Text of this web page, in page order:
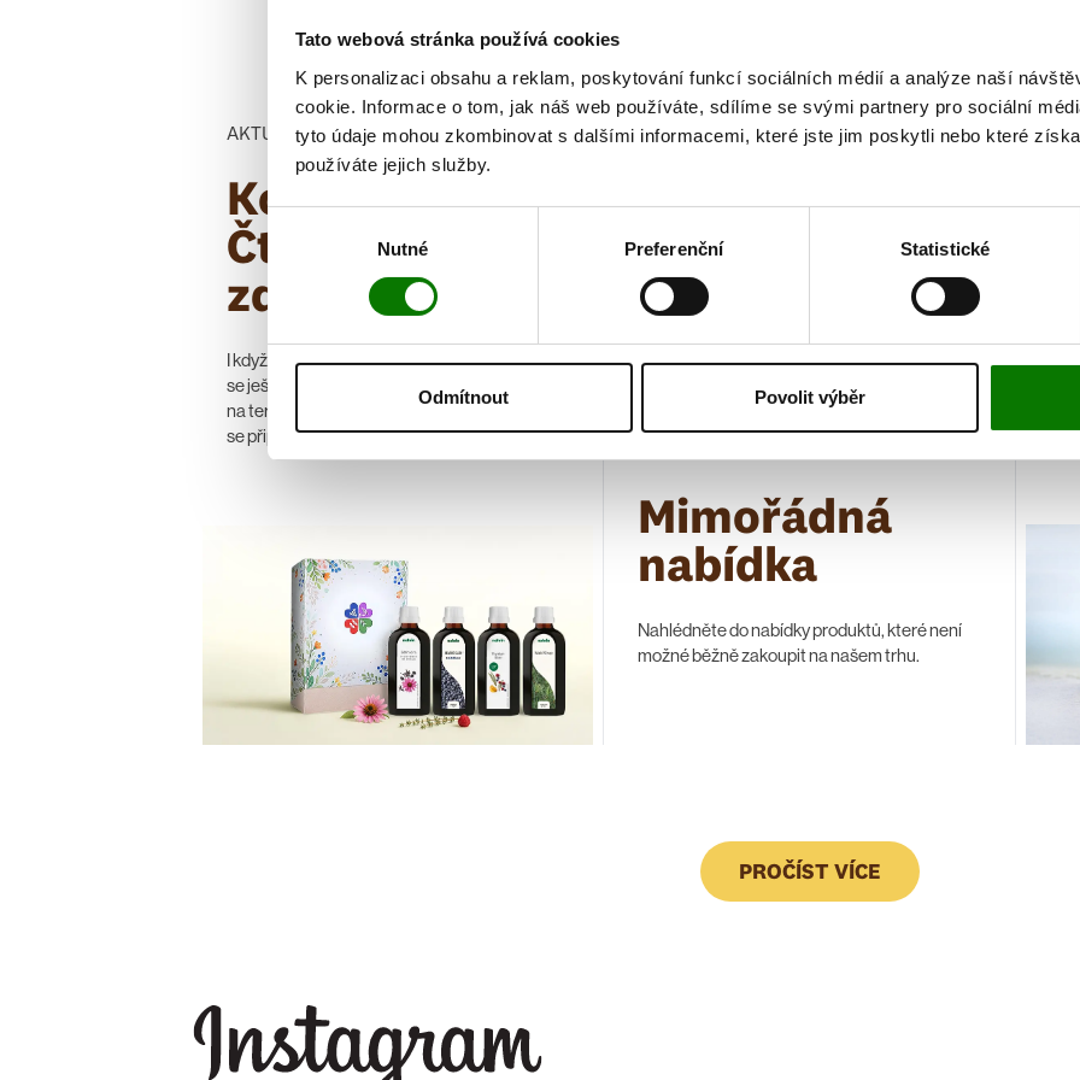
Tato webová stránka používá cookies
K personalizaci obsahu a reklam, poskytování funkcí sociálních médií a analýze naší
cookie. Informace o tom, jak náš web používáte, sdílíme se svými partnery pro sociální
tyto údaje mohou zkombinovat s dalšími informacemi, které jste jim poskytli nebo které
používáte jejich služby.
Výběr
Nutné Preferenční Statistické
Odmítnout Povolit výběr
Vyjmenovaný seznam
složení aktuálně vyráběných
neustále inovovány tak, aby
změnit. Pro přesné složení
AKTUALITY
Kolekce
Čtyřlístek
zdraví
I když jsou letní prázdniny jen v půlce a všichni
se ještě těšíme na výlety, dovolené a posezení
na terasách, které máme před sebou, je dobré
se připravit i na příchod podzimu.
Mimořádná
nabídka
Nahlédněte do nabídky produktů, které není
možné běžně zakoupit na našem trhu.
PROČÍST VÍCE